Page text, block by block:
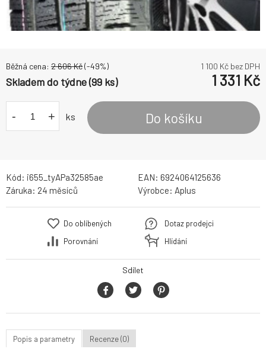
Běžná cena: 2 606Kč(-49%) 1 100 Kč bez DPH
Skladem do týdne (99 ks) 1 331 Kč
- + ks Do košíku
Kód: i655_tyAPa32585ae EAN: 6924064125636
Záruka: 24 měsíců Výrobce: Aplus
Do oblíbených
Porovnání
Dotaz prodejci
Hlídání
Sdílet
Popis a parametry Recenze (0)